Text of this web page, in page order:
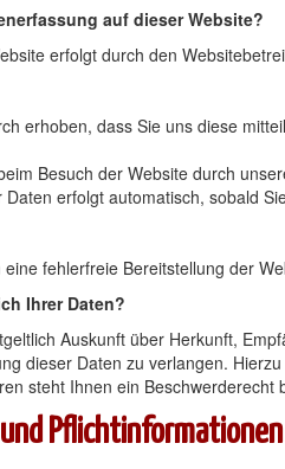
auf dieser Website?
erfolgt durch den
erhoben, dass Sie uns diese
Besuch der Website durch
erfolgt automatisch, sobald
fehlerfreie Bereitstellung der
Ihrer Daten?
Auskunft über Herkunft,
dieser Daten zu verlangen.
steht Ihnen ein
Pflichtinformationen